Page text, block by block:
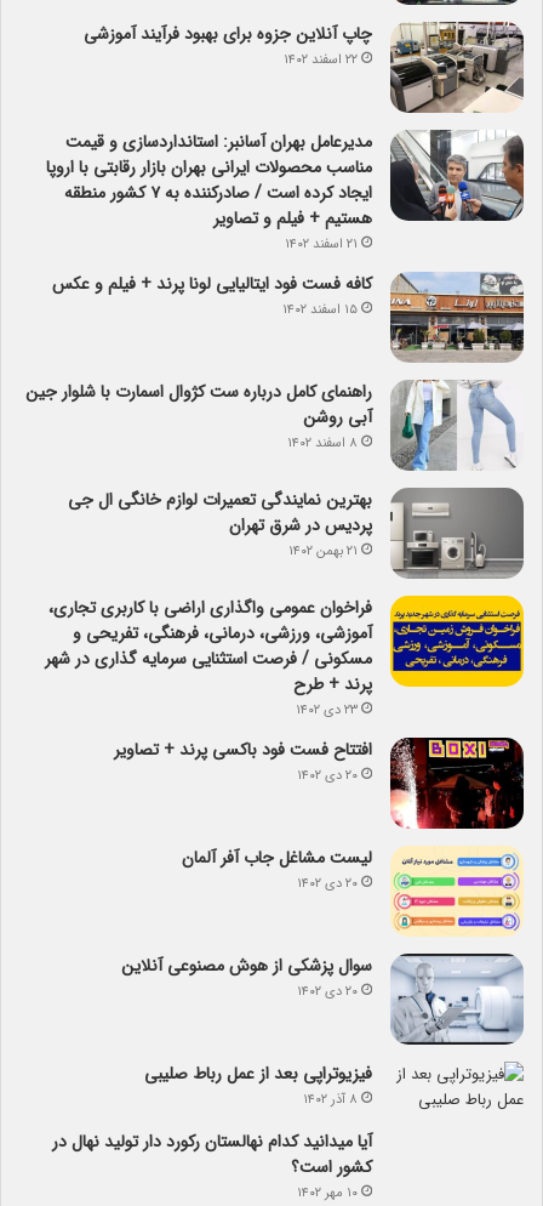
چاپ آنلاین جزوه برای بهبود فرآیند آموزشی
۲۲ اسفند ۱۴۰۲
مدیرعامل بهران آسانبر: استانداردسازی و قیمت
مناسب محصولات ایرانی بهران بازار رقابتی با اروپا
ایجاد کرده است / صادرکننده به ۷ کشور منطقه
هستیم + فیلم و تصاویر
۲۱ اسفند ۱۴۰۲
کافه فست فود ایتالیایی لونا پرند + فیلم و عکس
۱۵ اسفند ۱۴۰۲
راهنمای کامل درباره ست کژوال اسمارت با شلوار جین
آبی روشن
۸ اسفند ۱۴۰۲
بهترین نمایندگی تعمیرات لوازم خانگی ال جی
پردیس در شرق تهران
۲۱ بهمن ۱۴۰۲
فراخوان عمومی واگذاری اراضی با کاربری تجاری،
آموزشی، ورزشی، درمانی، فرهنگی، تفریحی و
مسکونی / فرصت استثنایی سرمایه گذاری در شهر
پرند + طرح
۲۳ دی ۱۴۰۲
افتتاح فست فود باکسی پرند + تصاویر
۲۰ دی ۱۴۰۲
لیست مشاغل جاب آفر آلمان
۲۰ دی ۱۴۰۲
سوال پزشکی از هوش مصنوعی آنلاین
۲۰ دی ۱۴۰۲
فیزیوتراپی بعد از عمل رباط صلیبی
۸ آذر ۱۴۰۲
آیا می­دانید کدام نهالستان رکورد دار تولید نهال­ در
کشور است؟
۱۰ مهر ۱۴۰۲